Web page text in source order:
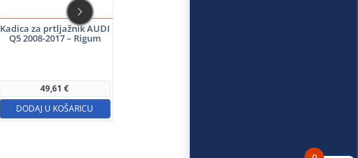
Kadica za prtljažnik AUDI
Q5 2008-2017 – Rigum
49,61€
DODAJ U KOŠARICU